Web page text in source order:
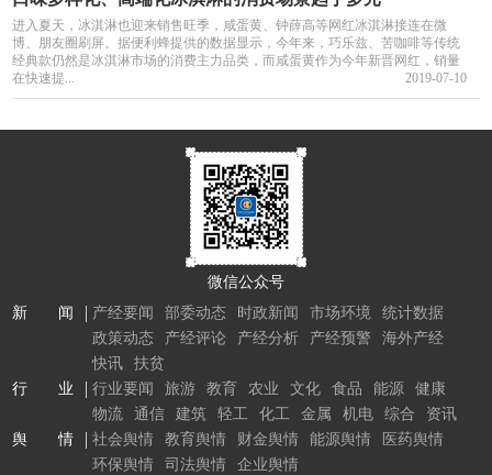
进入夏天，冰淇淋也迎来销售旺季，咸蛋黄、钟薛高等网红冰淇淋接连在微
博、朋友圈刷屏。据便利蜂提供的数据显示，今年来，巧乐兹、苦咖啡等传统
经典款仍然是冰淇淋市场的消费主力品类，而咸蛋黄作为今年新晋网红，销量
在快速提...
2019-07-10
微信公众号
新 闻
产经要闻 部委动态 时政新闻 市场环境
统计数据
政策动态
产经评论 产经分析 产经预警
海外产经
快讯
扶贫
行 业
行业要闻 旅游 教育 农业 文化 食品 能源
健康
物流
通信 建筑 轻工 化工 金属 机电 综合
资讯
舆 情
社会舆情 教育舆情 财金舆情 能源舆情
医药舆情
环保舆情
司法舆情
企业舆情